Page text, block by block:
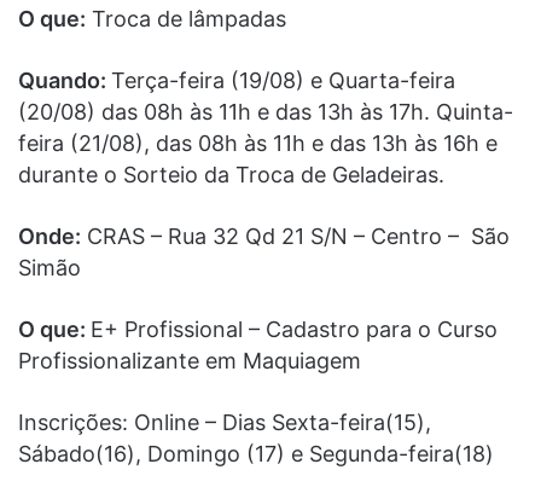
O que: Troca de lâmpadas
Quando: Terça-feira (19/08) e Quarta-feira
(20/08) das 08h às 11h e das 13h às 17h. Quinta-
feira (21/08), das 08h às 11h e das 13h às 16h e
durante o Sorteio da Troca de Geladeiras.
Onde: CRAS – Rua 32 Qd 21 S/N – Centro – São
Simão
O que: E+ Profissional – Cadastro para o Curso
Profissionalizante em Maquiagem
Inscrições: Online – Dias Sexta-feira(15),
Sábado(16), Domingo (17) e Segunda-feira(18)